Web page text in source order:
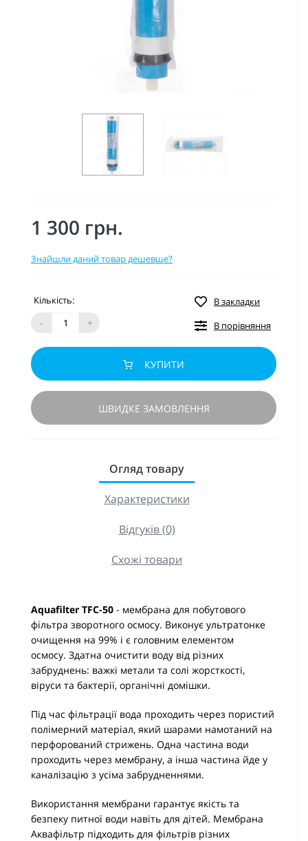
1 300 грн.
Знайшли даний товар дешевше?
Кількість:
-
+
В закладки
В порівняння
КУПИТИ
ШВИДКЕ ЗАМОВЛЕННЯ
Огляд товару
Характеристики
Відгуків (0)
Схожі товари
Aquafilter TFC-50 - мембрана для побутового
фільтра зворотного осмосу. Виконує ультратонке
очищення на 99% і є головним елементом
осмосу. Здатна очистити воду від різних
забруднень: важкі метали та солі жорсткості,
віруси та бактерії, органічні домішки.
Під час фільтрації вода проходить через пористий
полімерний матеріал, який шарами намотаний на
перфорований стрижень. Одна частина води
проходить через мембрану, а інша частина йде у
каналізацію з усіма забрудненнями.
Використання мембрани гарантує якість та
безпеку питної води навіть для дітей. Мембрана
Аквафільтр підходить для фільтрів різних